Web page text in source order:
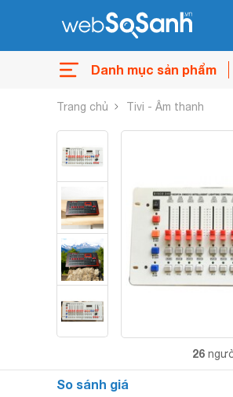
Danh mục sản phẩm
Trang chủ Tivi - Âm thanh
26
So sánh giá